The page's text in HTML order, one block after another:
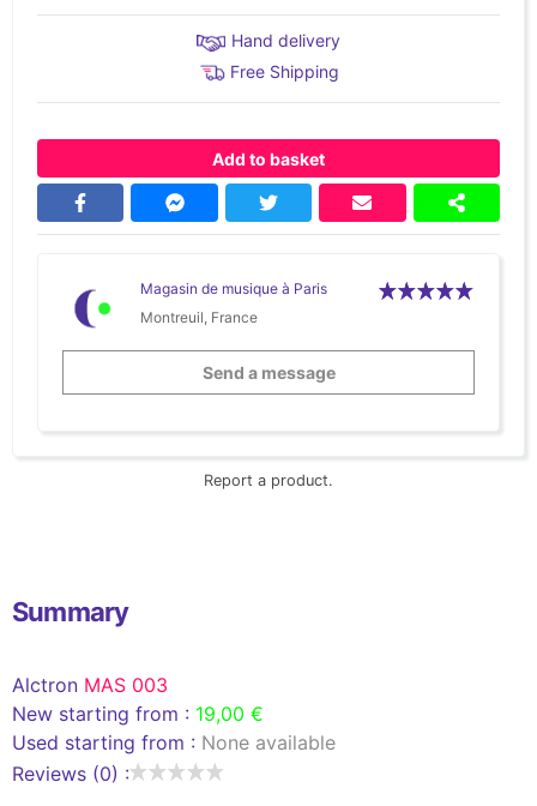
Hand delivery
Free Shipping
Add to basket
Magasin de musique à Paris
Montreuil, France
Send a message
Report a product.
Summary
Alctron MAS 003
New starting from : 19,00 €
Used starting from : None available
Reviews (0) :